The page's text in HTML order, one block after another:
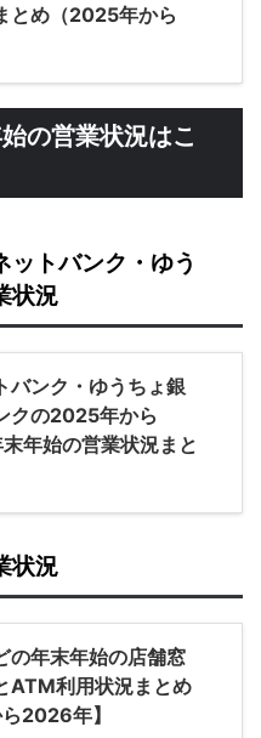
とめ（2025年から
の営業状況はこ
ットバンク・ゆう
状況
バンク・ゆうちょ銀
クの2025年から
年始の営業状況まと
状況
の年末年始の店舗窓
ATM利用状況まとめ
2026年】